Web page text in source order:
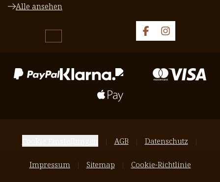
Alle ansehen
AGB Datenschutz
Impressum Sitemap Cookie-Richtlinie